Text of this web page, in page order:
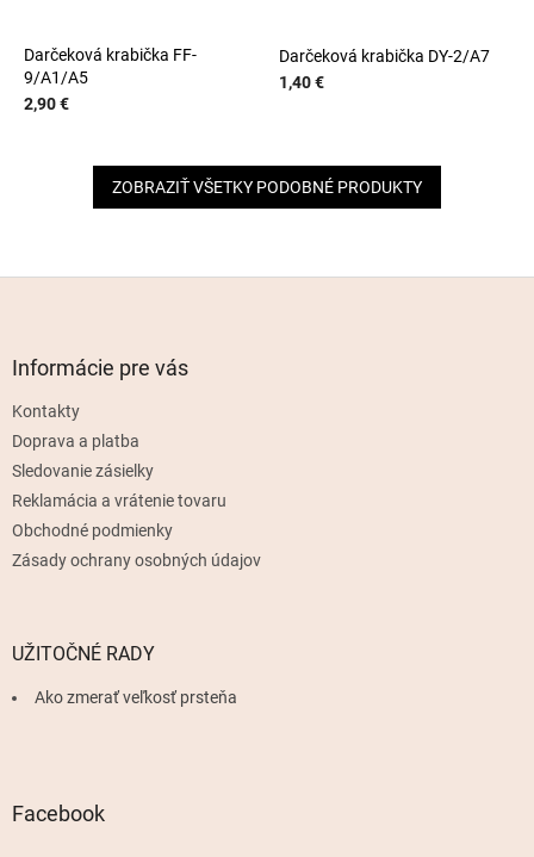
Darčeková krabička FF-
9/A1/A5
2,90 €
Darčeková krabička DY-2/A7
1,40 €
ZOBRAZIŤ VŠETKY PODOBNÉ PRODUKTY
Informácie pre vás
Kontakty
Doprava a platba
Sledovanie zásielky
Reklamácia a vrátenie tovaru
Obchodné podmienky
Zásady ochrany osobných údajov
UŽITOČNÉ RADY
Ako zmerať veľkosť prsteňa
Facebook